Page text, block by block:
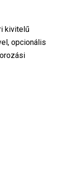
kivitelű
opcionális